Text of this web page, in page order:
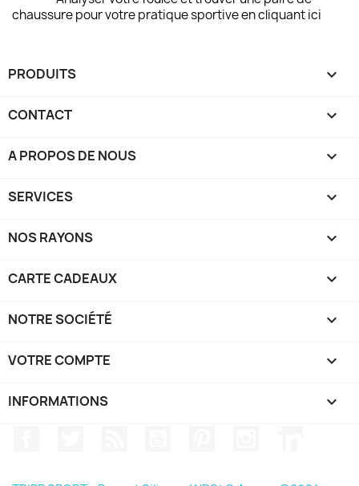
chaussure pour votre pratique sportive en cliquant ici
PRODUITS 
CONTACT 
A PROPOS DE NOUS 
SERVICES 
NOS RAYONS 
CARTE CADEAUX 
NOTRE SOCIÉTÉ 
VOTRE COMPTE 
INFORMATIONS keyboard_arrow_down